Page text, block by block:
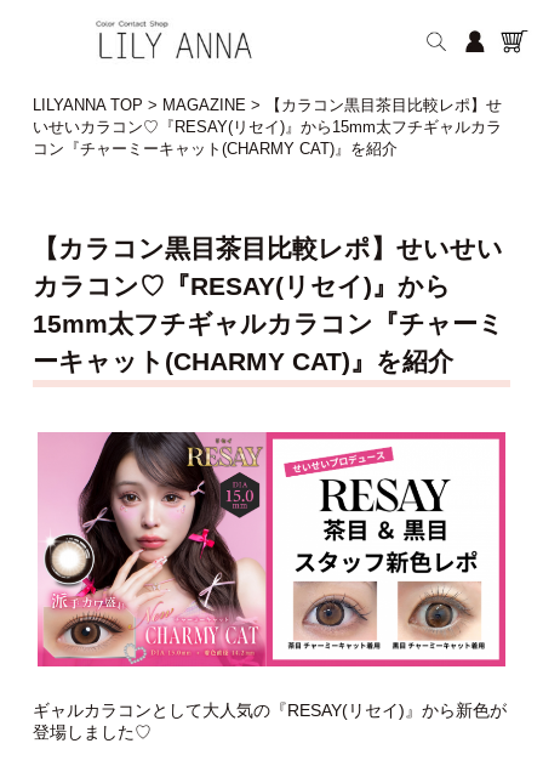
LILYANNA TOP > MAGAZINE>
【カラコン黒目茶目比較レポ】せ
いせいカラコン♡『RESAY(リセイ)』から15mm太フチギャルカラ
コン『チャーミーキャット(CHARMY CAT)』を紹介
【カラコン黒目茶目比較レポ】せいせい
カラコン♡『RESAY(リセイ)』から
15mm太フチギャルカラコン『チャーミ
ーキャット(CHARMY CAT)』を紹介
ギャルカラコンとして大人気の『RESAY(リセイ)』から新色が
登場しました♡